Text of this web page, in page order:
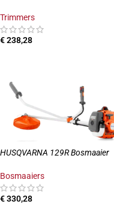
Trimmers
€238,28
HUSQVARNA 129R Bosmaaier
Bosmaaiers
€330,28